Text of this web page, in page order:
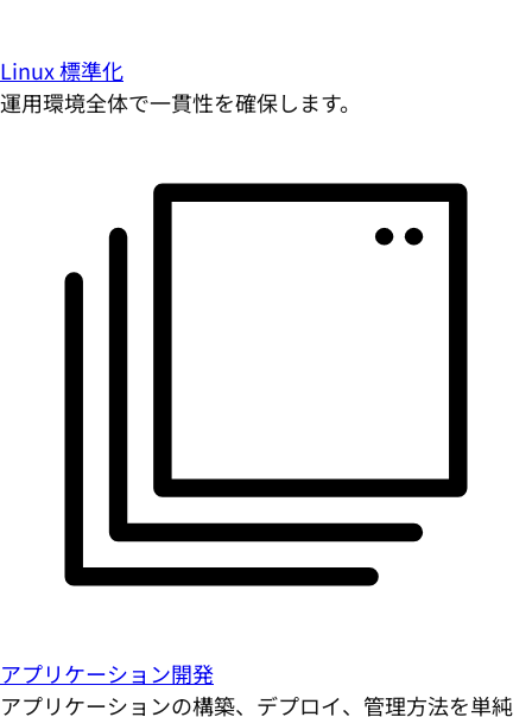
Linux 標準化
運用環境全体で一貫性を確保します。
アプリケーション開発
アプリケーションの構築、デプロイ、管理方法を単純